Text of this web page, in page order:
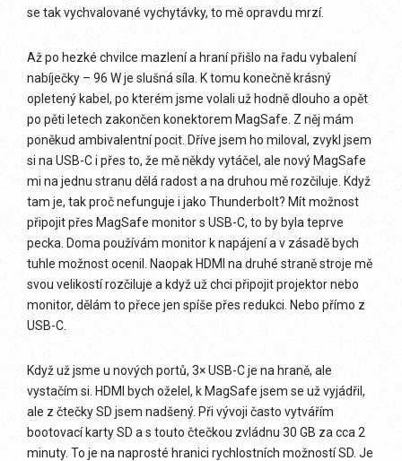
se tak vychvalované vychytávky, to mě opravdu mrzí.
Až po hezké chvilce mazlení a hraní přišlo na řadu vybalení
nabíječky – 96 W je slušná síla. K tomu konečně krásný
opletený kabel, po kterém jsme volali už hodně dlouho a opět
po pěti letech zakončen konektorem MagSafe. Z něj mám
poněkud ambivalentní pocit. Dříve jsem ho miloval, zvykl jsem
si na USB-C i přes to, že mě někdy vytáčel, ale nový MagSafe
mi na jednu stranu dělá radost a na druhou mě rozčiluje. Když
tam je, tak proč nefunguje i jako Thunderbolt? Mít možnost
připojit přes MagSafe monitor s USB-C, to by byla teprve
pecka. Doma používám monitor k napájení a v zásadě bych
tuhle možnost ocenil. Naopak HDMI na druhé straně stroje mě
svou velikostí rozčiluje a když už chci připojit projektor nebo
monitor, dělám to přece jen spíše přes redukci. Nebo přímo z
USB-C.
Když už jsme u nových portů, 3× USB-C je na hraně, ale
vystačím si. HDMI bych oželel, k MagSafe jsem se už vyjádřil,
ale z čtečky SD jsem nadšený. Při vývoji často vytvářím
bootovací karty SD a s touto čtečkou zvládnu 30 GB za cca 2
minuty. To je na naprosté hranici rychlostních možností SD. Je